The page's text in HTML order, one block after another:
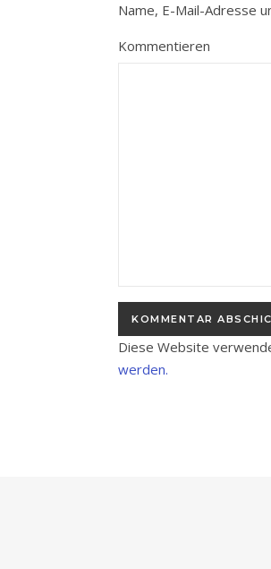
Name, E-Mail-Adresse
Kommentieren
Diese Website
werden.